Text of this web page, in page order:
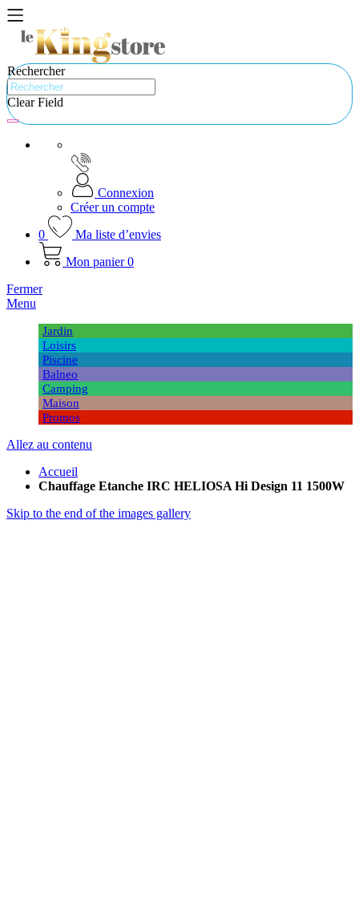
Rechercher
Clear Field
Connexion
Créer un compte
0
Ma liste d’envies
Mon panier 0
Fermer
Menu
Jardin
Loisirs
Piscine
Balneo
Camping
Maison
Promos
Allez au contenu
Accueil
Chauffage Etanche IRC HELIOSA Hi Design 11 1500W
Skip to the end of the images gallery